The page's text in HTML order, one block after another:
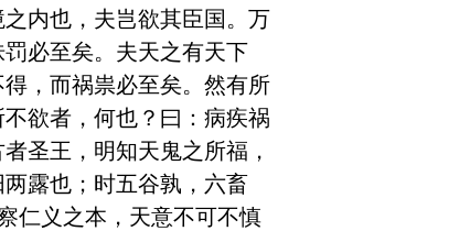
内也，夫岂欲其臣国。万
必至矣。夫天之有天下
，而祸祟必至矣。然有所
欲者，何也？曰：病疾祸
圣王，明知天鬼之所福，
露也；时五谷孰，六畜
仁义之本，天意不可不慎